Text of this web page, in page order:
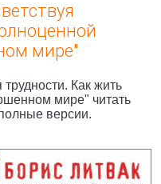
мире"
Как жить
мире" читать
версии.